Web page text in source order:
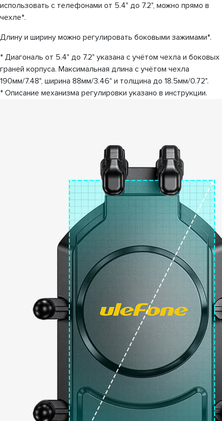
использовать с телефонами от 5.4" до 7.2", можно прямо в
чехле*.
Длину и ширину можно регулировать боковыми зажимами*.
* Диагональ от 5.4" до 7.2" указана с учётом чехла и боковых
граней корпуса. Максимальная длина с учётом чехла
190мм/7.48", ширина 88мм/3.46" и толщина до 18.5мм/0.72".
* Описание механизма регулировки указано в инструкции.